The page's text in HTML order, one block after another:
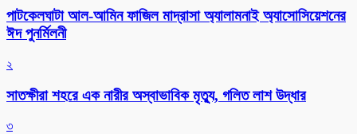
পাটকেলঘাটা আল-আমিন ফাজিল মাদ্রাসা অ্যালামনাই অ্যাসোসিয়েশনের
ঈদ পুনর্মিলনী
২
সাতক্ষীরা শহরে এক নারীর অস্বাভাবিক মৃত্যু, গলিত লাশ উদ্ধার
৩